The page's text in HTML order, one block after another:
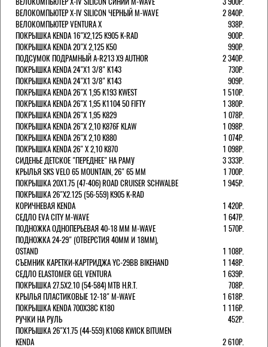
ВЕЛОКОМПЬЮТЕР X-IV SILICON ЧЕРНЫЙ M-WAVE
2 840Р.
ВЕЛОКОМПЬЮТЕР VENTURA Х
938Р.
ПОКРЫШКА KENDA 16"Х2,125 K905 K-RAD
900Р.
ПОКРЫШКА KENDA 20"Х 2,125 K50
990Р.
ПОДСУМОК ПОДРАМНЫЙ A-R213 X9 AUTHOR
2 340Р.
ПОКРЫШКА KENDA 24"Х1 3/8" K143
730Р.
ПОКРЫШКА KENDA 24"Х1 3/8" K143
909Р.
ПОКРЫШКА KENDA 26"Х 1,95 K193 KWEST
1 510Р.
ПОКРЫШКА KENDA 26"Х 1,95 K1104 50 FIFTY
1 380Р.
ПОКРЫШКА KENDA 26"Х 1,95 K829
1 078Р.
ПОКРЫШКА KENDA 26"Х 2,10 K876F KLAW
1 098Р.
ПОКРЫШКА KENDA 26"Х 2,10 K880
1 074Р.
ПОКРЫШКА KENDA 26" Х 2,10 K870
1 098Р.
СИДЕНЬЕ ДЕТСКОЕ "ПЕРЕДНЕЕ" НА РАМУ
3 333Р.
КРЫЛЬЯ SKS VELO 65 MOUNTAIN, 26" 65 ММ
1 700Р.
ПОКРЫШКА 20X1.75 (47-406) ROAD CRUISER SCHWALBE
1 945Р.
ПОКРЫШКА 26"Х2.125 (56-559) K905 K-RAD
КОРИЧНЕВАЯ KENDA
1 420Р.
СЕДЛО EVA CITY M-WAVE
1 647Р.
ПОДНОЖКА ОДНОПЕРЬЕВАЯ 40-18 ММ M-WAVE
1 570Р.
ПОДНОЖКА 24-29" (ОТВЕРСТИЯ 40ММ И 18ММ),
OSTAND
1 108Р.
СЪЕМНИК КАРЕТКИ-КАРТРИДЖА YC-29BB BIKEHAND
1 148Р.
СЕДЛО ELASTOMER GEL VENTURA
1 639Р.
ПОКРЫШКА 27.5X2.10 (54-584) MTB H.R.T.
708Р.
КРЫЛЬЯ ПЛАСТИКОВЫЕ 12-18" M-WAVE
1 618Р.
ПОКРЫШКА KENDA 700Х38С K180
1 116Р.
РУЧКИ НА РУЛЬ
452Р.
ПОКРЫШКА 26"Х1.75 (44-559) K1068 KWICK BITUMEN
KENDA
2 610Р.